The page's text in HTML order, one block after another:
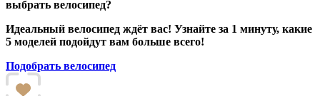
выбрать велосипед?
Идеальный велосипед ждёт вас! Узнайте за 1 минуту, какие
5 моделей подойдут вам больше всего!
Подобрать велосипед